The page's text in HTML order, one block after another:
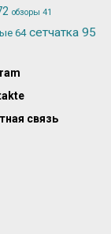
обзоры 41
64 сетчатка 95
связь